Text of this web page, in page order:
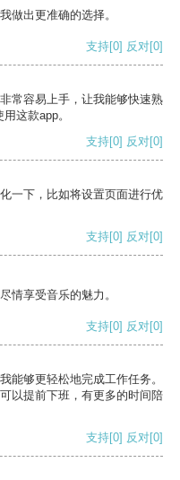
做出更准确的选择。
支持[0] 反对[0]
常容易上手，让我能够快速熟
这款app。
支持[0] 反对[0]
一下，比如将设置页面进行优
支持[0] 反对[0]
情享受音乐的魅力。
支持[0] 反对[0]
能够更轻松地完成工作任务。
以提前下班，有更多的时间陪
支持[0] 反对[0]